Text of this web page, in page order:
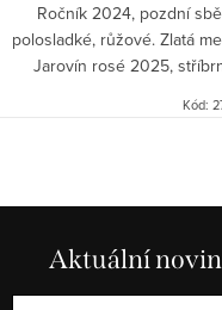
Ročník 2024, pozdní
polosladké, růžové. Zlatá
Jarovín rosé 2025,
Kód:
Aktuální